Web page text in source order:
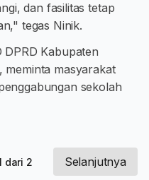
dan fasilitas tetap
tegas Ninik.
DPRD Kabupaten
meminta masyarakat
sekolah
dari 2 Selanjutnya